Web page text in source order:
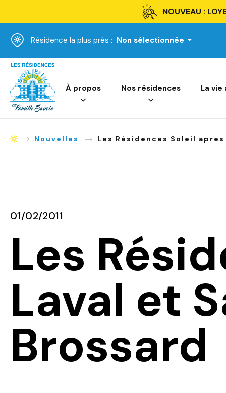
NOUVEAU :
Résidence la plus près : Non sélectionnée
Accueil
À propos Nos résidences La vie
AccueilNouvelles Les Résidences Soleil
01/02/2011
Les
Laval et
Brossard